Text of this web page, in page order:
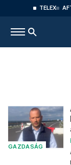
TELEX
GAZDASÁG